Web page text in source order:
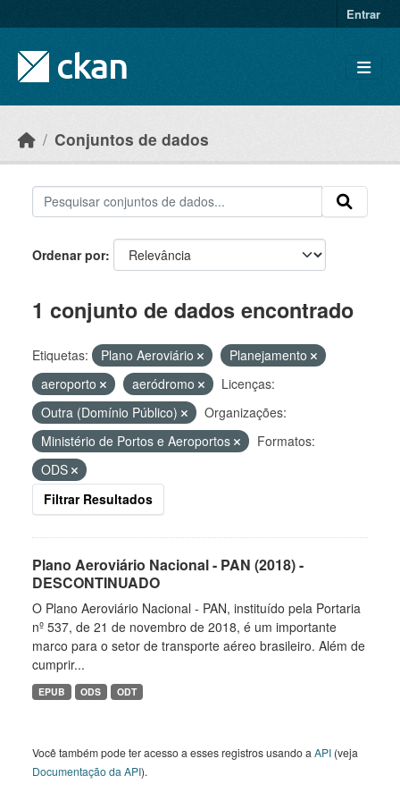
Entrar
Conjuntos de dados
Ordenar por
1 conjunto de dados encontrado
Etiquetas: Plano Aeroviário
Planejamento
aeroporto
aeródromo
Licenças:
Outra (Domínio Público)
Organizações:
Ministério de Portos e Aeroportos
Formatos:
ODS
Filtrar Resultados
Plano Aeroviário Nacional - PAN (2018) -
DESCONTINUADO
O Plano Aeroviário Nacional - PAN, instituído pela Portaria
nº 537, de 21 de novembro de 2018, é um importante
marco para o setor de transporte aéreo brasileiro. Além de
cumprir...
EPUB ODS ODT
Você também pode ter acesso a esses registros usando a API (veja
Documentação da API).